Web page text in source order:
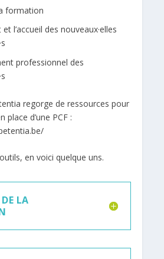
formation
l’accueil des nouveaux·elles
professionnel des
regorge de ressources pour
place d’une PCF :
en voici quelque uns.
LA